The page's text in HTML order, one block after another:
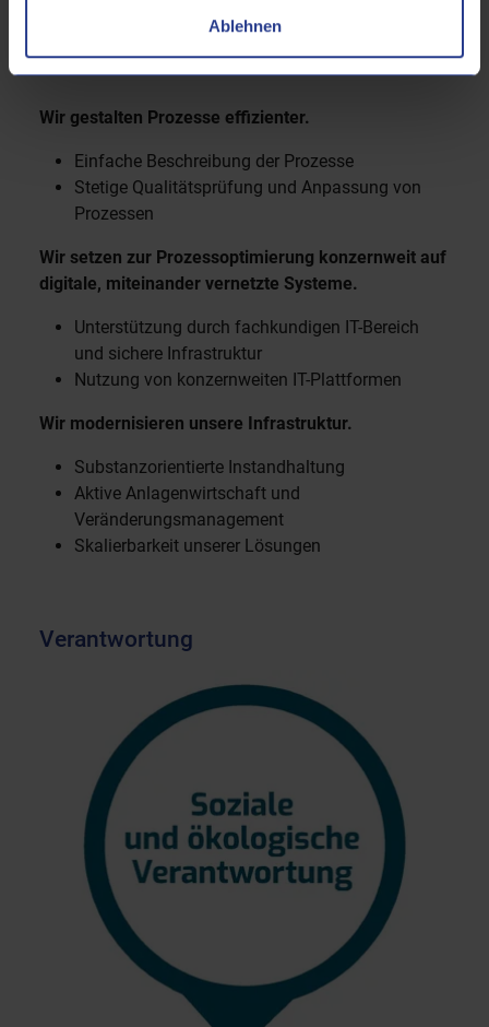
Ablehnen
Wir gestalten Prozesse effizienter.
Einfache Beschreibung der Prozesse
Stetige Qualitätsprüfung und Anpassung von
Prozessen
Wir setzen zur Prozessoptimierung konzernweit auf
digitale, miteinander vernetzte Systeme.
Unterstützung durch fachkundigen IT-Bereich
und sichere Infrastruktur
Nutzung von konzernweiten IT-Plattformen
Wir modernisieren unsere Infrastruktur.
Substanzorientierte Instandhaltung
Aktive Anlagenwirtschaft und
Veränderungsmanagement
Skalierbarkeit unserer Lösungen
Verantwortung